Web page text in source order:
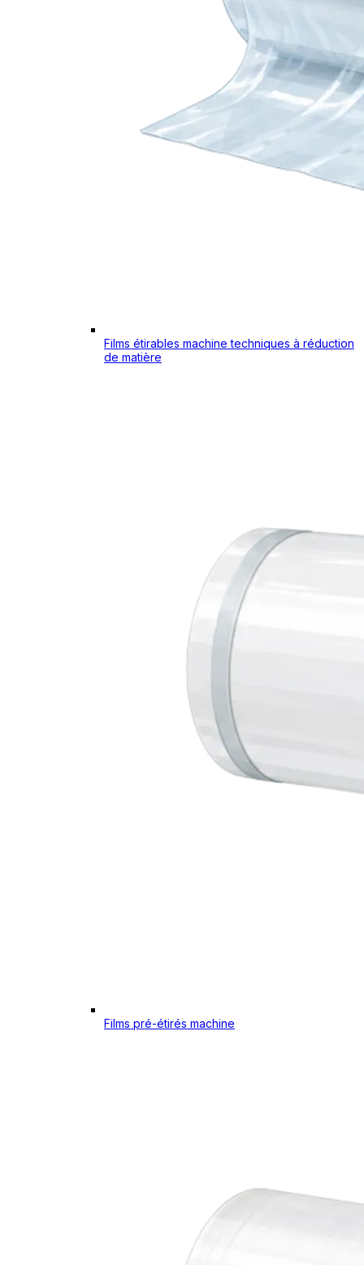
Films étirables machine techniques à réduction
de matière
Films pré-étirés machine